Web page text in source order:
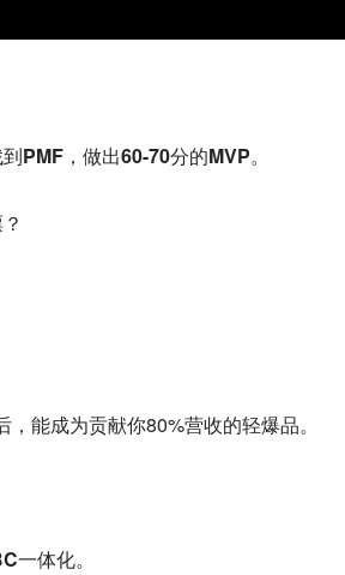
PMF，做出60-70分的MVP。
能成为贡献你80%营收的轻爆品。
体化。